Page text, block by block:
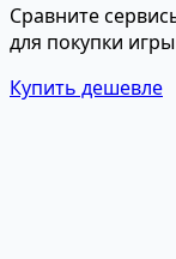
Сравните
для покупки
Купить дешевле